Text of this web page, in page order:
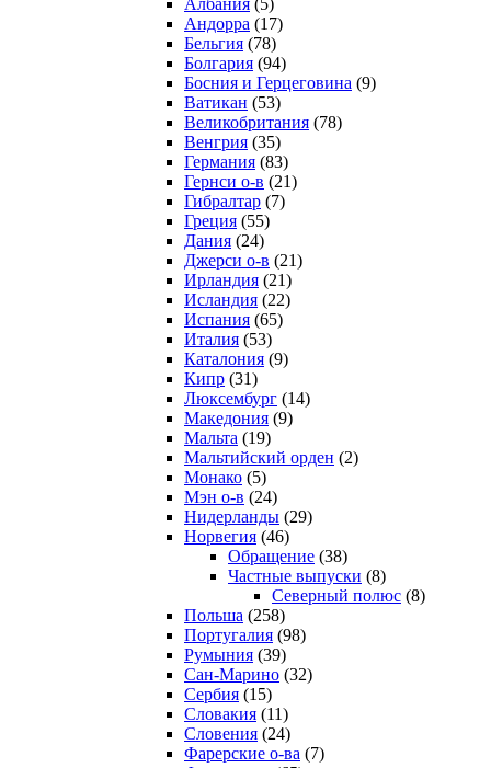
Андорра (17)
Бельгия (78)
Болгария (94)
Босния и Герцеговина (9)
Ватикан (53)
Великобритания (78)
Венгрия (35)
Германия (83)
Гернси о-в (21)
Гибралтар (7)
Греция (55)
Дания (24)
Джерси о-в (21)
Ирландия (21)
Исландия (22)
Испания (65)
Италия (53)
Каталония (9)
Кипр (31)
Люксембург (14)
Македония (9)
Мальта (19)
Мальтийский орден (2)
Монако (5)
Мэн о-в (24)
Нидерланды (29)
Норвегия (46)
Обращение (38)
Частные выпуски (8)
Северный полюс (8)
Польша (258)
Португалия (98)
Румыния (39)
Сан-Марино (32)
Сербия (15)
Словакия (11)
Словения (24)
Фарерские о-ва (7)